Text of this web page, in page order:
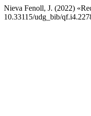
Nieva Fenoll, J. (2022)
10.33115/udg_bib/